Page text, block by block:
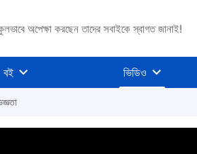
অপেক্ষা করছেন তাদের সবাইকে স্বাগত জানাই!
বই ভিডিও